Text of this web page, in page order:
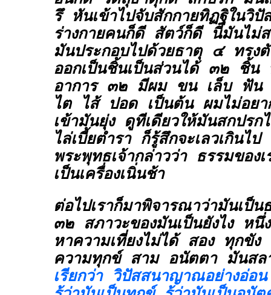
รึ หันเข้าไปจับสักกายทิฏฐิในวิ
ร่างกายคนก็ดี สัตว์ก็ดี นี่มันไม่ส
มันประกอบไปด้วยธาตุ ๔ ทรง
ออกเป็นชิ้นเป็นส่วนได้ ๓๒ ชิ้น
อาการ ๓๒ มีผม ขน เล็บ ฟัน
ไต ไส้ ปอด เป็นต้น ผมไม่อยา
เข้ามันยุ่ง ดูทีเดียวให้มันสกปร
ไล่เบี้ยตำรา ก็รู้สึกจะเลวเกินไ
พระพุทธเจ้ากล่าวว่า ธรรมของ
เป็นเครื่องเนิ่นช้า
ต่อไปเราก็มาพิจารณาว่ามันเป็
๓๒ สภาวะของมันเป็นยังไง หนึ่
หาความเที่ยงไม่ได้ สอง ทุกขั
ความทุกข์ สาม อนัตตา มันส
เรียกว่า วิปัสสนาญาณอย่างอ่อน